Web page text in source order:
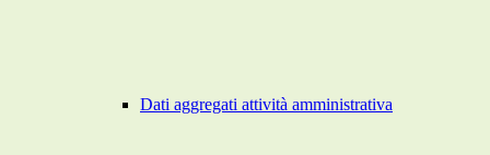
Dati aggregati attività amministrativa